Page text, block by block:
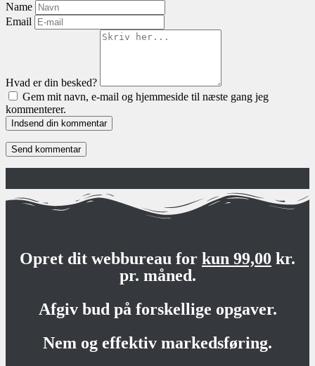
Name
Email
Hvad er din besked?
Gem mit navn, e-mail og hjemmeside til næste gang jeg
kommenterer.
Indsend din kommentar
Opret dit webbureau for kun 99,00 kr.
pr. måned.
Afgiv bud på forskellige opgaver.
Nem og effektiv markedsføring.